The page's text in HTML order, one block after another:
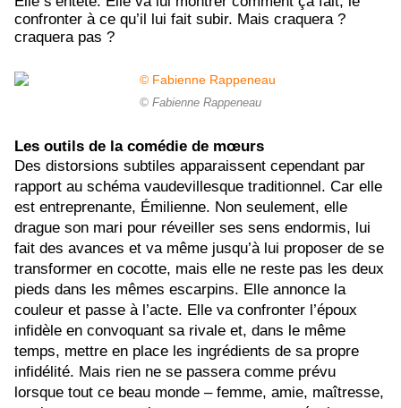
confronter à ce qu’il lui fait subir. Mais craquera ?
craquera pas ?
© Fabienne Rappeneau
Les outils de la comédie de mœurs
Des distorsions subtiles apparaissent cependant par
rapport au schéma vaudevillesque traditionnel. Car elle
est entreprenante, Émilienne. Non seulement, elle
drague son mari pour réveiller ses sens endormis, lui
fait des avances et va même jusqu’à lui proposer de se
transformer en cocotte, mais elle ne reste pas les deux
pieds dans les mêmes escarpins. Elle annonce la
couleur et passe à l’acte. Elle va confronter l’époux
infidèle en convoquant sa rivale et, dans le même
temps, mettre en place les ingrédients de sa propre
infidélité. Mais rien ne se passera comme prévu
lorsque tout ce beau monde – femme, amie, maîtresse,